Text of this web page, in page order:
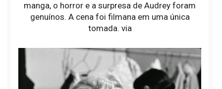
manga, o horror e a surpresa de Audrey foram
genuínos. A cena foi filmana em uma única
tomada. via